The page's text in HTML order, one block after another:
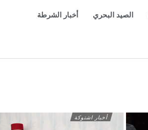
الصيد البحري أخبار الشرطة
أخبار اشتوكة